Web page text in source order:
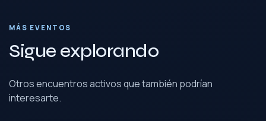
MÁS EVENTOS
Sigue explorando
Otros encuentros activos que también podrían
interesarte.